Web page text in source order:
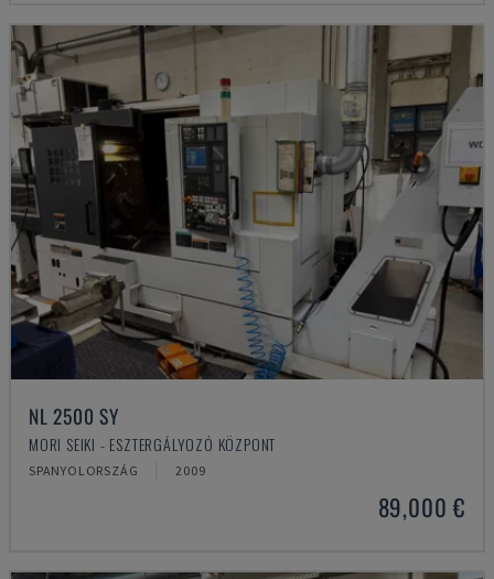
NL 2500 SY
MORI SEIKI - ESZTERGÁLYOZÓ KÖZPONT
SPANYOLORSZÁG 2009
89,000 €